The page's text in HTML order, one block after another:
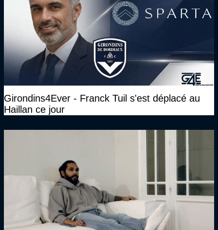
Girondins4Ever - Franck Tuil s'est déplacé au
Haillan ce jour